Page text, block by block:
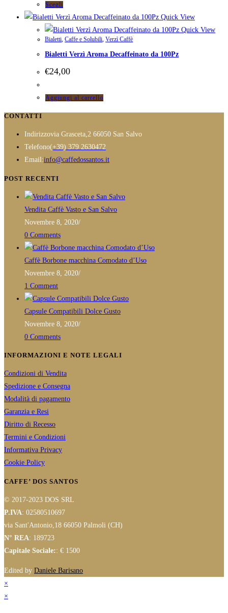
€0,22
a
€6,30
Scegli
prodotto
ha
più
varianti.
Le
possono
nella
pagina
del
Quick View
Quick View
Bialetti Caffe e Solubili Verzì Caffè
Bialetti Verzì Aroma Decaffeinato da 100Pz
€24,00
Aggiungi al carrello
CONTATTI
Indirizzovia Grasceta,2 66050 San Salvo
Telefono(+39) 379 2630472
in
Email:info@caffedossantos.itOpens
application
POST RECENTI
Vendita Caffè Vasto e San Salvo
Novembre 8, 2020/
0 Comments
Caffè Borbone macchina Comodato d’Uso
Novembre 8, 2020/
1 Comment
Capsule Compatibili Dolce Gusto
Novembre 8, 2020/
0 Comments
INFORMAZIONI E NOTE LEGALI
Condizioni di Vendita
Spedizione e Consegna
Modalità di pagamento
Garanzia e Resi
Diritto di Recesso
Termini e Condizioni
Informativa Privacy
Cookie Policy
CAFFE’ DOS SANTOS
© 2017-2023 DOS SRL
P.IVA: 02580510697
via Sant'Antonio,18 66050 Palmoli (CH)
N° REA: 189723
Capitale Sociale:: € 1500
Edited by Daniele Barisano
×
×